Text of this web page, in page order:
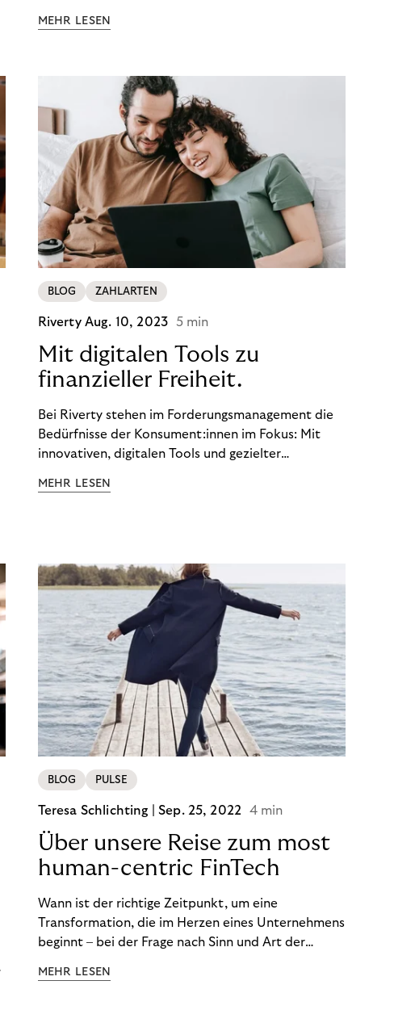
Wettbewerbsvorteil. In einem Umfeld steigender
(DSGVO) – geraten viele Unternehmen an die
Grenzen traditioneller Compliance-Mechanismen.
MEHR LESEN
BLOG ZAHLARTEN
Riverty Aug. 10, 2023 5 min
Mit digitalen Tools zu
finanzieller Freiheit.
Bei Riverty stehen im Forderungsmanagement die
Bedürfnisse der Konsument:innen im Fokus: Mit
innovativen, digitalen Tools und gezielter
ein Leben in finanzieller Freiheit zu führen. So
MEHR LESEN
BLOG PULSE
Teresa Schlichting |Sep. 25, 2022 4 min
Über unsere Reise zum most
human-centric FinTech
Wann ist der richtige Zeitpunkt, um eine
Transformation, die im Herzen eines Unternehmens
beginnt – bei der Frage nach Sinn und Art der
kommuniziert man ein Ziel, das so ganzheitlich ist,
MEHR LESEN